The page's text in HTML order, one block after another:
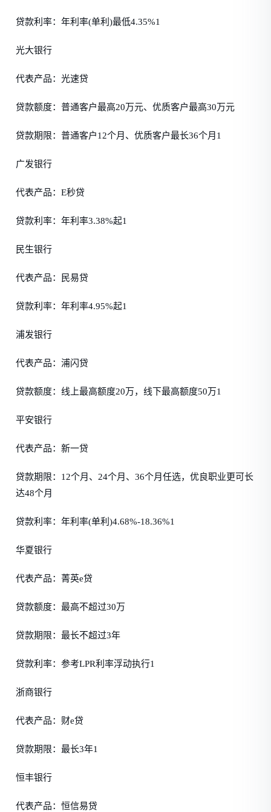
贷款利率：年利率(单利)最低4.35%1
光大银行
代表产品：光速贷
贷款额度：普通客户最高20万元、优质客户最高30万元
贷款期限：普通客户12个月、优质客户最长36个月1
广发银行
代表产品：E秒贷
贷款利率：年利率3.38%起1
民生银行
代表产品：民易贷
贷款利率：年利率4.95%起1
浦发银行
代表产品：浦闪贷
贷款额度：线上最高额度20万，线下最高额度50万1
平安银行
代表产品：新一贷
贷款期限：12个月、24个月、36个月任选，优良职业更可长
达48个月
贷款利率：年利率(单利)4.68%-18.36%1
华夏银行
代表产品：菁英e贷
贷款额度：最高不超过30万
贷款期限：最长不超过3年
贷款利率：参考LPR利率浮动执行1
浙商银行
代表产品：财e贷
贷款期限：最长3年1
恒丰银行
代表产品：恒信易贷